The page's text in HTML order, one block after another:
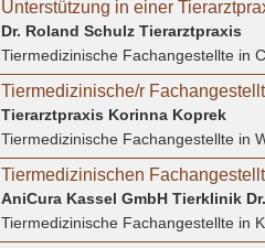
Unterstützung in einer
Dr. Roland Schulz Tierarztpraxis
Tiermedizinische Fachangestelltein
Tierarztpraxis Korinna Koprek
Tiermedizinische Fachangestelltein
Tiermedizinischen
Tiermedizinische Fachangestelltein